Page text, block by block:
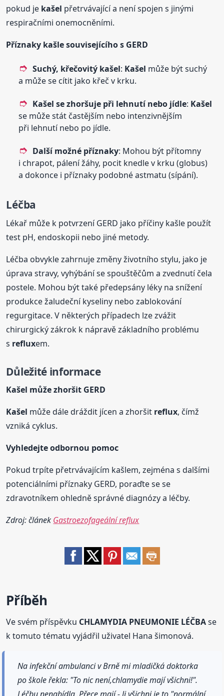
pokud je kašel přetrvávající a není spojen s jinými
respiračními onemocněními.
Příznaky kašle souvisejícího s GERD
Suchý, křečovitý kašel: Kašel může být suchý
a může se cítit jako křeč v krku.
Kašel se zhoršuje při lehnutí nebo jídle: Kašel
se může stát častějším nebo intenzivnějším
při lehnutí nebo po jídle.
Další možné příznaky: Mohou být přítomny
i chrapot, pálení žáhy, pocit knedle v krku (globus)
a dokonce i příznaky podobné astmatu (sípání).
Léčba
Lékař může k potvrzení GERD jako příčiny kašle použít
test pH, endoskopii nebo jiné metody.
Léčba obvykle zahrnuje změny životního stylu, jako je
úprava stravy, vyhýbání se spouštěčům a zvednutí čela
postele. Mohou být také předepsány léky na snížení
produkce žaludeční kyseliny nebo zablokování
regurgitace. V některých případech lze zvážit
chirurgický zákrok k nápravě základního problému
s refluxem.
Důležité informace
Kašel může zhoršit GERD
Kašel může dále dráždit jícen a zhoršit reflux, čímž
vzniká cyklus.
Vyhledejte odbornou pomoc
Pokud trpíte přetrvávajícím kašlem, zejména s dalšími
potenciálními příznaky GERD, poraďte se se
zdravotníkem ohledně správné diagnózy a léčby.
Zdroj: článek Gastroezofageální reflux
Příběh
Ve svém příspěvku CHLAMYDIA PNEUMONIE LÉČBAse
k tomuto tématu vyjádřil uživatel Hana šimonová.
Na infekční ambulanci v Brně mi mladičká doktorka
po škole řekla: "To nic není,chlamydie mají všichni!".